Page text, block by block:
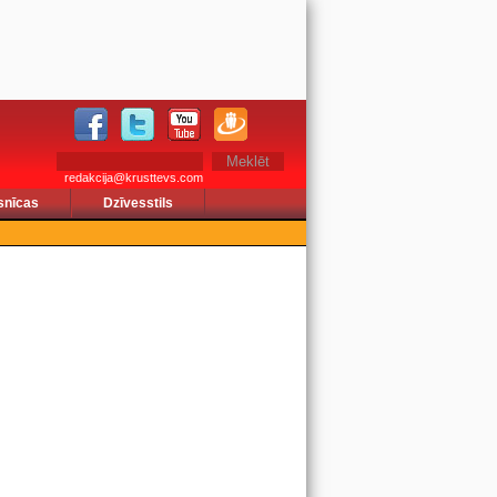
redakcija@krusttevs.com
Dzīvesstils